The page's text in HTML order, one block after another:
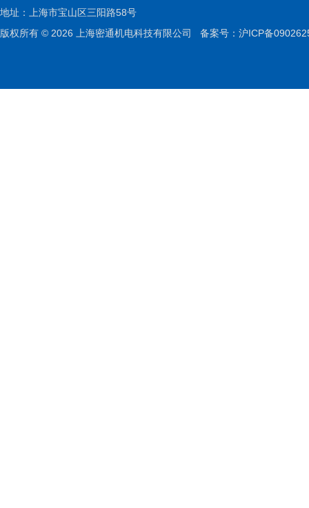
地址：上海市宝山区三阳路58号
版权所有 © 2026 上海密通机电科技有限公司 备案号：沪ICP备